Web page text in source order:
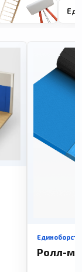
Ролл-